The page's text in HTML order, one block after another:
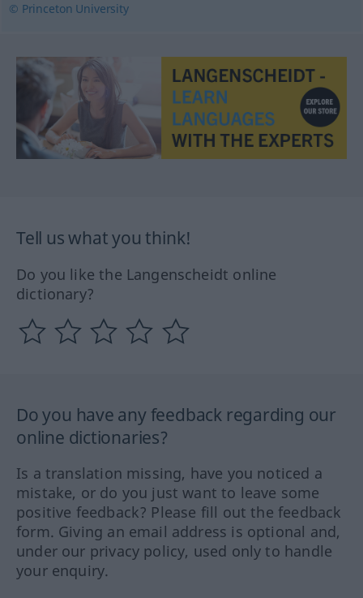
© Princeton University
Tell us what you think!
Do you like the Langenscheidt online
dictionary?
Do you have any feedback regarding our
online dictionaries?
Is a translation missing, have you noticed a
mistake, or do you just want to leave some
positive feedback? Please fill out the feedback
form. Giving an email address is optional and,
under our privacy policy, used only to handle
your enquiry.